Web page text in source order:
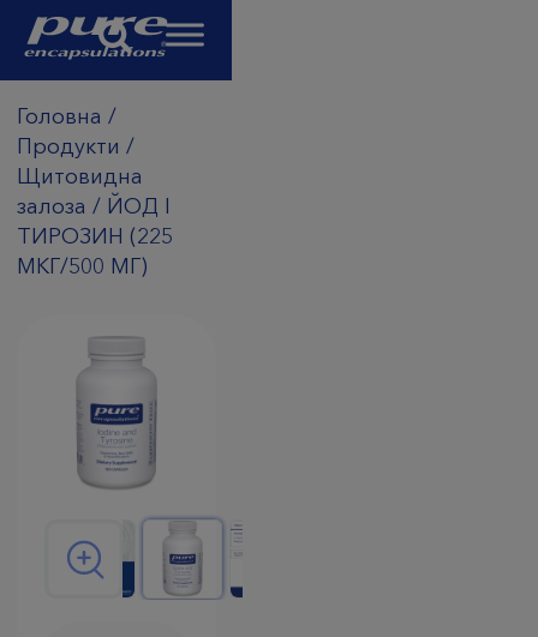
Головна /
Продукти /
Щитовидна
залоза / ЙОД І
ТИРОЗИН (225
МКГ/500 МГ)